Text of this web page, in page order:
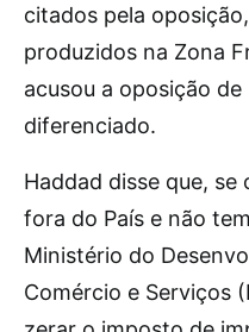
citados pela
produzidos na Zona
acusou a oposição
diferenciado.
Haddad disse que,
fora do País e não
Ministério do
Comércio e Serviços